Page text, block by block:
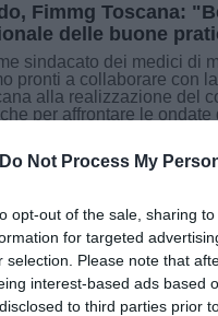
Do Not Process My
opt-out of the sale, sharing
for targeted
selection. Please note that
interest-based ads based
to third parties prior
Fimmg Toscana:
delle buone
sindacato dei medici di
pronti a collaborare con
alla realizzazione del
per affrontare le ondate
2026
Generation Fest
Ruffini, ROB e Gli